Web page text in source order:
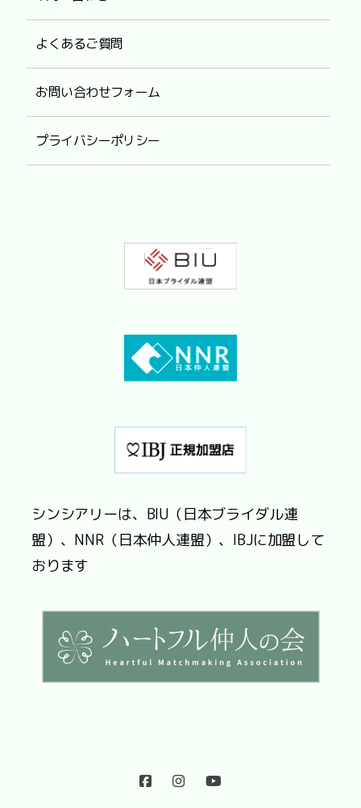
よくあるご質問
お問い合わせフォーム
プライバシーポリシー
シンシアリーは、BIU（日本ブライダル連
盟）、NNR（日本仲人連盟）、IBJに加盟して
おります